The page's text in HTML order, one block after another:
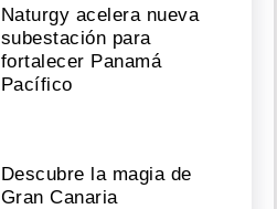
Naturgy acelera nueva
subestación para
fortalecer Panamá
Pacífico
Descubre la magia de
Gran Canaria